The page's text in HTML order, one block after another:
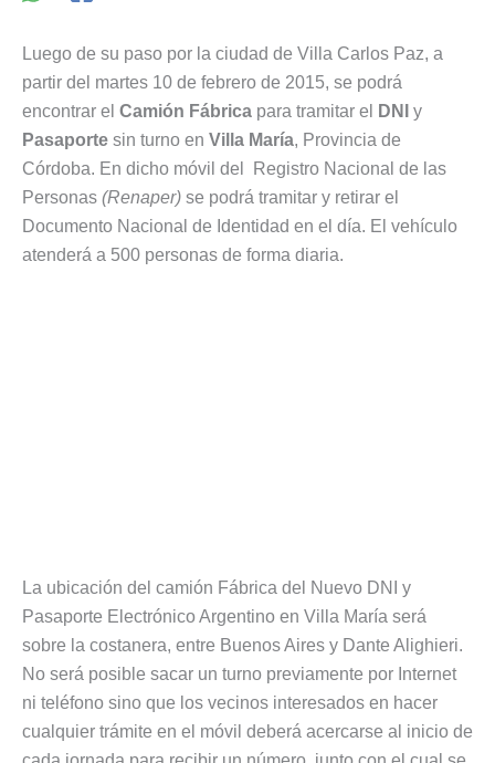
Luego de su paso por la ciudad de Villa Carlos Paz, a
partir del martes 10 de febrero de 2015, se podrá
encontrar el Camión Fábrica para tramitar el DNI
y
Pasaporte sin turno en Villa María, Provincia de
Córdoba. En dicho móvil del Registro Nacional de las
Personas (Renaper) se podrá tramitar y retirar el
Documento Nacional de Identidad en el día. El vehículo
atenderá a 500 personas de forma diaria.
La ubicación del camión Fábrica del Nuevo DNI y
Pasaporte Electrónico Argentino en Villa María será
sobre la costanera, entre Buenos Aires y Dante Alighieri.
No será posible sacar un turno previamente por Internet
ni teléfono sino que los vecinos interesados en hacer
cualquier trámite en el móvil deberá acercarse al inicio de